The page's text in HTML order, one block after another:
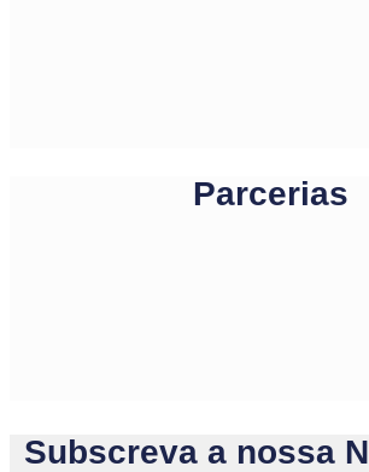
Parcerias
Subscreva a nossa